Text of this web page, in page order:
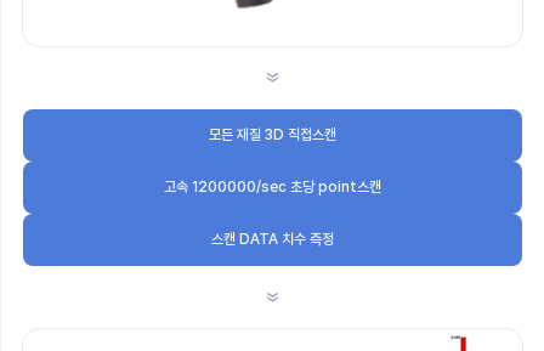
»
모든 재질 3D 직접스캔
고속 1200000/sec 초당 point스캔
스캔 DATA 치수 측정
»